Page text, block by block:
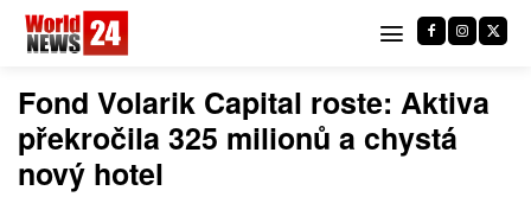
Fond Volarik Capital roste: Aktiva
překročila 325 milionů a chystá
nový hotel